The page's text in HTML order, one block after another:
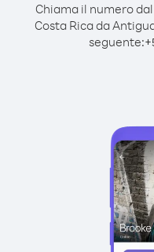
Chiama il numero
Costa Rica da
seguente:+